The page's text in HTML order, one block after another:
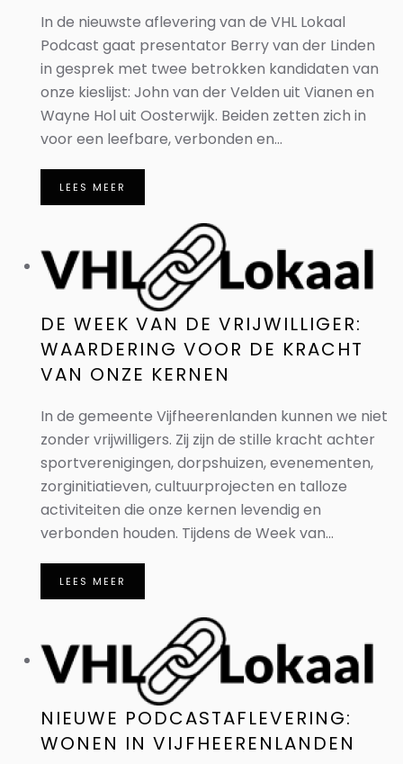
In de nieuwste aflevering van de VHL Lokaal
Podcast gaat presentator Berry van der Linden
in gesprek met twee betrokken kandidaten van
onze kieslijst: John van der Velden uit Vianen en
Wayne Hol uit Oosterwijk. Beiden zetten zich in
voor een leefbare, verbonden en...
LEES MEER
DE WEEK VAN DE VRIJWILLIGER:
WAARDERING VOOR DE KRACHT
VAN ONZE KERNEN
In de gemeente Vijfheerenlanden kunnen we niet
zonder vrijwilligers. Zij zijn de stille kracht achter
sportverenigingen, dorpshuizen, evenementen,
zorginitiatieven, cultuurprojecten en talloze
activiteiten die onze kernen levendig en
verbonden houden. Tijdens de Week van...
LEES MEER
NIEUWE PODCASTAFLEVERING:
WONEN IN VIJFHEERENLANDEN